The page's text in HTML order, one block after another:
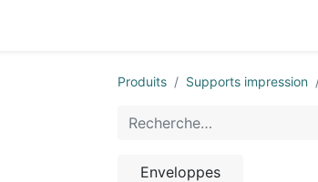
Produits Supports impression
Enveloppes